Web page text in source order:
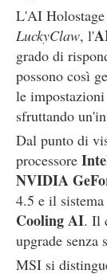
L'AI
LuckyClaw, l'
grado di
possono così
le
sfruttando
Dal punto di
processore
NVIDIA
4.5 e il
Cooling AI. Il
upgrade senza
MSI si